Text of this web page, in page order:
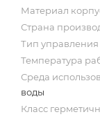
Материал
Страна
Тип управления
Температура
Среда
воды
Класс